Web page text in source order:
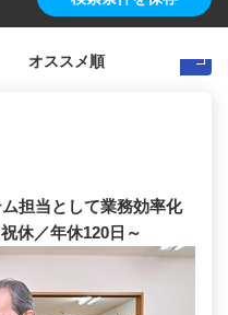
担当として業務効率化
休／年休120日～